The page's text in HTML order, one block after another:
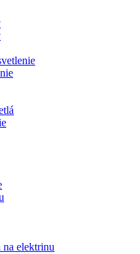
na elektrinu